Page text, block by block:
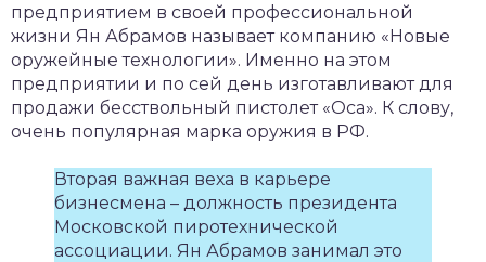
предприятием в своей профессиональной
жизни Ян Абрамов называет компанию «Новые
оружейные технологии». Именно на этом
предприятии и по сей день изготавливают для
продажи бесствольный пистолет «Оса». К слову,
очень популярная марка оружия в РФ.
Вторая важная веха в карьере
бизнесмена – должность президента
Московской пиротехнической
ассоциации. Ян Абрамов занимал это